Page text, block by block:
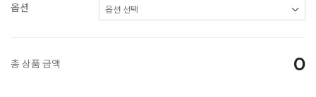
옵션
총 상품 금액 0